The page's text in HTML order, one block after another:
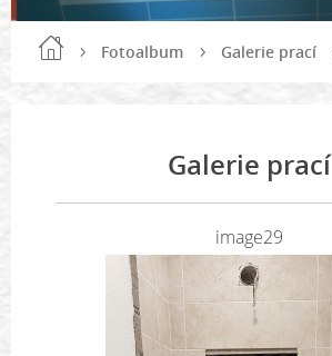
Fotoalbum Galerie prací
Galerie prací
image29